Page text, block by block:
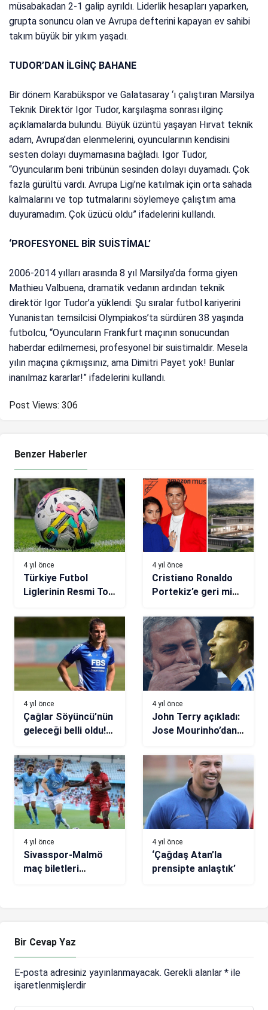
müsabakadan 2-1 galip ayrıldı. Liderlik hesapları yaparken,
grupta sonuncu olan ve Avrupa defterini kapayan ev sahibi
takım büyük bir yıkım yaşadı.
TUDOR’DAN İLGİNÇ BAHANE
Bir dönem Karabükspor ve Galatasaray ‘ı çalıştıran Marsilya
Teknik Direktör Igor Tudor, karşılaşma sonrası ilginç
açıklamalarda bulundu. Büyük üzüntü yaşayan Hırvat teknik
adam, Avrupa’dan elenmelerini, oyuncularının kendisini
sesten dolayı duymamasına bağladı. Igor Tudor,
“Oyuncularım beni tribünün sesinden dolayı duyamadı. Çok
fazla gürültü vardı. Avrupa Ligi’ne katılmak için orta sahada
kalmalarını ve top tutmalarını söylemeye çalıştım ama
duyuramadım. Çok üzücü oldu” ifadelerini kullandı.
‘PROFESYONEL BİR SUİSTİMAL’
2006-2014 yılları arasında 8 yıl Marsilya’da forma giyen
Mathieu Valbuena, dramatik vedanın ardından teknik
direktör Igor Tudor’a yüklendi. Şu sıralar futbol kariyerini
Yunanistan temsilcisi Olympiakos’ta sürdüren 38 yaşında
futbolcu, “Oyuncuların Frankfurt maçının sonucundan
haberdar edilmemesi, profesyonel bir suistimaldir. Mesela
yılın maçına çıkmışsınız, ama Dimitri Payet yok! Bunlar
inanılmaz kararlar!” ifadelerini kullandı.
Post Views: 306
Benzer Haberler
4 yıl önce
Türkiye Futbol
Liglerinin Resmi Top
4 yıl önce
Cristiano Ronaldo
Portekiz’e geri mi
sterlinlik yatırım!
4 yıl önce
Çağlar Söyüncü’nün
geleceği belli oldu!
konuşuluyordu…
4 yıl önce
John Terry açıkladı:
Jose Mourinho’dan
4 yıl önce
Sivasspor-Malmö
maç biletleri
4 yıl önce
‘Çağdaş Atan’la
prensipte anlaştık’
Bir Cevap Yaz
E-posta adresiniz yayınlanmayacak. Gerekli alanlar * ile
işaretlenmişlerdir